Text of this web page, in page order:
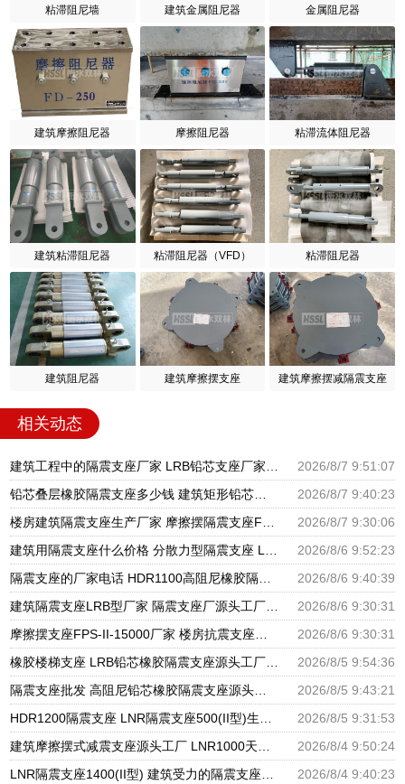
粘滞阻尼墙 建筑金属阻尼器 金属阻尼器
建筑摩擦阻尼器 摩擦阻尼器 粘滞流体阻尼器
建筑粘滞阻尼器 粘滞阻尼器（VFD） 粘滞阻尼器
建筑阻尼器 建筑摩擦摆支座 建筑摩擦摆减隔震支座
相关动态
2026/8/7 9:51:07
2026/8/7 9:40:23
2026/8/7 9:30:06
2026/8/6 9:52:23
2026/8/6 9:40:39
2026/8/6 9:30:31
2026/8/6 9:30:31
2026/8/5 9:54:36
2026/8/5 9:43:21
2026/8/5 9:31:53
2026/8/4 9:50:24
2026/8/4 9:40:23